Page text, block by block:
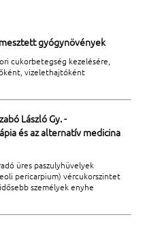
gyógynövények
cukorbetegség kezelésére,
vizelethajtóként
László Gy. -
és az alternatív medicina
üres paszulyhüvelyek
pericarpium) vércukorszintet
személyek enyhe